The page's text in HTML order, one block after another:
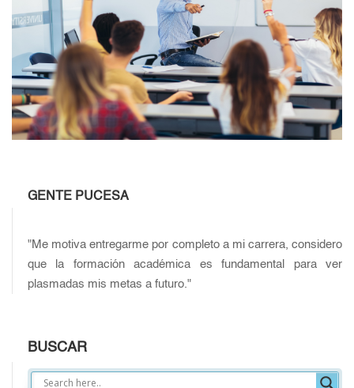
GENTE PUCESA
"Me motiva entregarme por completo a mi carrera, considero
que la formación académica es fundamental para ver
plasmadas mis metas a futuro."
BUSCAR